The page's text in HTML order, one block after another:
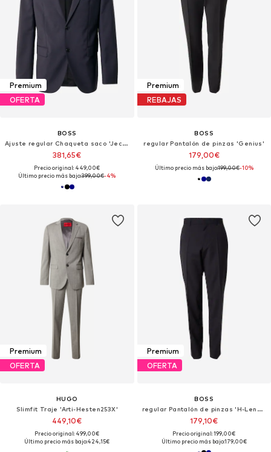
Premium
OFERTA
BOSS
Ajuste regular Chaqueta saco 'Jeckson'
381,65€
Precio original: 449,00€
Último precio más bajo:399,00€-4%
Premium
REBAJAS
BOSS
regular Pantalón de pinzas 'Genius'
179,00€
Último precio más bajo:199,00€-10%
Premium
OFERTA
HUGO
Slimfit Traje 'Arti-Hesten253X'
449,10€
Precio original: 499,00€
Último precio más bajo:424,15€
Premium
OFERTA
BOSS
regular Pantalón de pinzas 'H-Lenon-MM-251'
179,10€
Precio original: 199,00€
Último precio más bajo:179,00€